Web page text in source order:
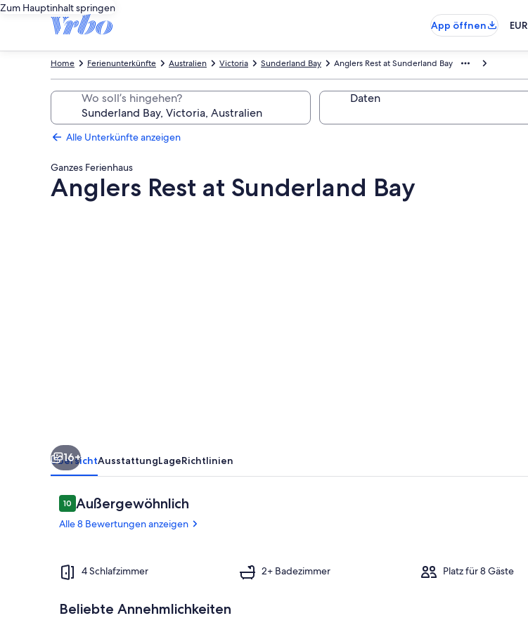
Zum Hauptinhalt springen
App öffnen
EUR
Anglers Rest at Sunderland Bay
Sunderland Bay
Victoria
Australien
Ferienunterkünfte
Home
Wo soll’s hingehen? Daten
Alle Unterkünfte anzeigen
Ganzes Ferienhaus
Anglers Rest at Sunderland Bay
Speisen
16+
ÜbersichtAusstattungLageRichtlinien
Bewertungen
1010 von 10.
Außergewöhnlich
Alle 8 Bewertungen anzeigen
4 Schlafzimmer 2+ Badezimmer Platz für 8 Gäste
Beliebte Annehmlichkeiten